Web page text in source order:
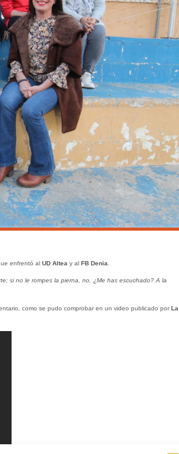
enfrentó al UD Altea y al FB Denia
si no le rompes la pierna, no. ¿Me has escuchado? A la
como se pudo comprobar en un video publicado porLa